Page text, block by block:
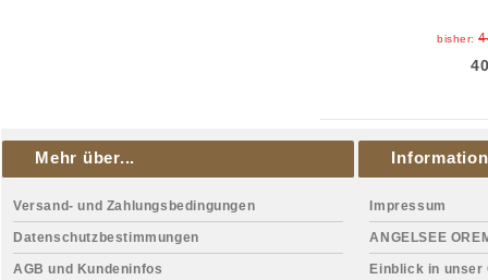
bisher:
Mehr über...
Versand- und Zahlungsbedingungen
Datenschutzbestimmungen
AGB und Kundeninfos
Impressum
ANGELSEE
Einblick in unser